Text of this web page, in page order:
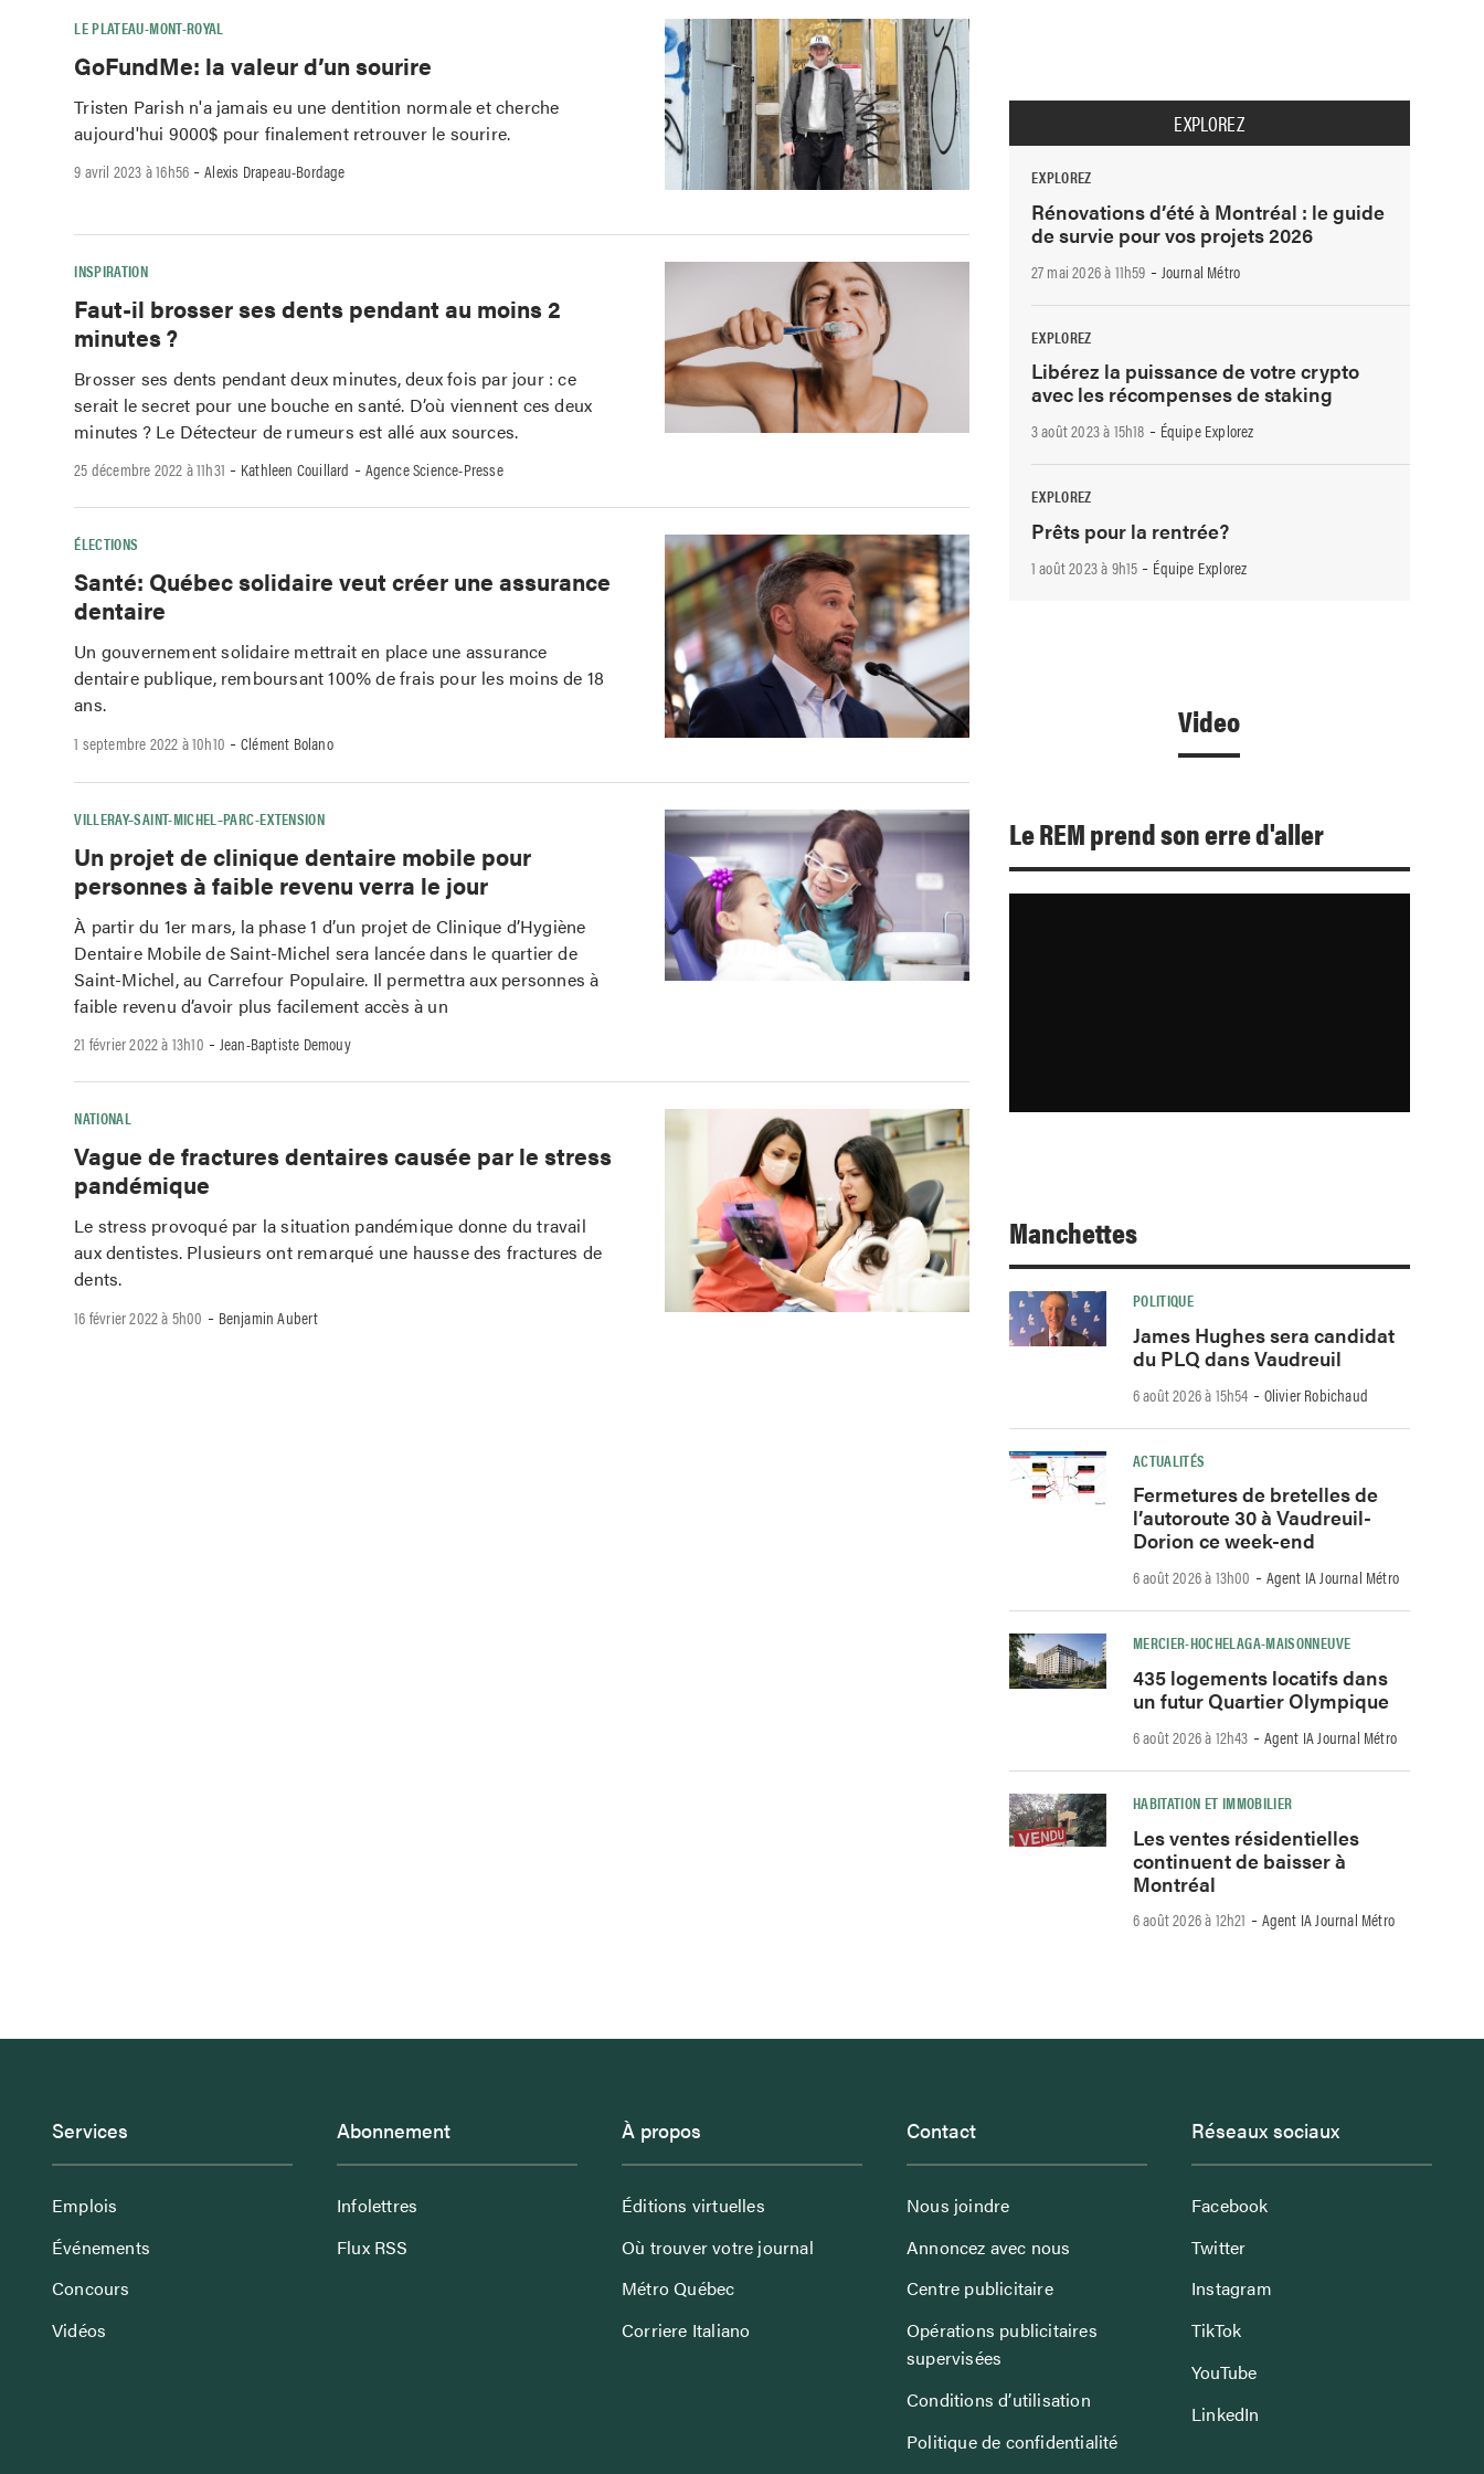
LE PLATEAU-MONT-ROYAL
GoFundMe: la valeur d’un sourire
Tristen Parish n'a jamais eu une dentition normale et cherche
aujourd'hui 9000$ pour finalement retrouver le sourire.
9 avril 2023 à 16h56 -Alexis Drapeau-Bordage
INSPIRATION
Faut-il brosser ses dents pendant au moins 2
minutes ?
Brosser ses dents pendant deux minutes, deux fois par jour : ce
serait le secret pour une bouche en santé. D’où viennent ces deux
minutes ? Le Détecteur de rumeurs est allé aux sources.
25 décembre 2022 à 11h31 - Kathleen Couillard -Agence Science-Presse
ÉLECTIONS
Santé: Québec solidaire veut créer une assurance
dentaire
Un gouvernement solidaire mettrait en place une assurance
dentaire publique, remboursant 100% de frais pour les moins de 18
ans.
1 septembre 2022 à 10h10 -Clément Bolano
VILLERAY–SAINT-MICHEL–PARC-EXTENSION
Un projet de clinique dentaire mobile pour
personnes à faible revenu verra le jour
À partir du 1er mars, la phase 1 d’un projet de Clinique d’Hygiène
Dentaire Mobile de Saint-Michel sera lancée dans le quartier de
Saint-Michel, au Carrefour Populaire. Il permettra aux personnes à
faible revenu d’avoir plus facilement accès à un
21 février 2022 à 13h10 -Jean-Baptiste Demouy
NATIONAL
Vague de fractures dentaires causée par le stress
pandémique
Le stress provoqué par la situation pandémique donne du travail
aux dentistes. Plusieurs ont remarqué une hausse des fractures de
dents.
16 février 2022 à 5h00 - Benjamin Aubert
EXPLOREZ
EXPLOREZ
Rénovations d’été à Montréal : le guide
de survie pour vos projets 2026
27 mai 2026 à 11h59 - Journal Métro
EXPLOREZ
Libérez la puissance de votre crypto
avec les récompenses de staking
3 août 2023 à 15h18 - Équipe Explorez
EXPLOREZ
Prêts pour la rentrée?
1 août 2023 à 9h15 - Équipe Explorez
Video
Le REM prend son erre d'aller
Manchettes
POLITIQUE
James Hughes sera candidat
du PLQ dans Vaudreuil
6 août 2026 à 15h54 -Olivier Robichaud
ACTUALITÉS
Fermetures de bretelles de
l’autoroute 30 à Vaudreuil-
Dorion ce week-end
6 août 2026 à 13h00 -Agent IA Journal Métro
MERCIER-HOCHELAGA-MAISONNEUVE
435 logements locatifs dans
un futur Quartier Olympique
6 août 2026 à 12h43 -Agent IA Journal Métro
HABITATION ET IMMOBILIER
Les ventes résidentielles
continuent de baisser à
Montréal
6 août 2026 à 12h21 -Agent IA Journal Métro
Services
Emplois
Événements
Concours
Vidéos
Abonnement
Infolettres
Flux RSS
À propos
Éditions virtuelles
Où trouver votre journal
Métro Québec
Corriere Italiano
Contact
Nous joindre
Annoncez avec nous
Centre publicitaire
Opérations publicitaires
supervisées
Conditions d’utilisation
Politique de confidentialité
Réseaux sociaux
Facebook
Twitter
Instagram
TikTok
YouTube
LinkedIn